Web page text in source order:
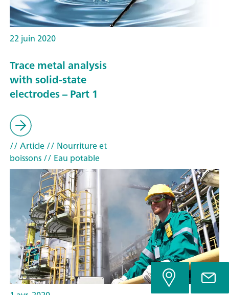
22 juin 2020
Trace metal analysis
with solid-state
electrodes – Part 1
// Article// Nourriture et
boissons// Eau potable